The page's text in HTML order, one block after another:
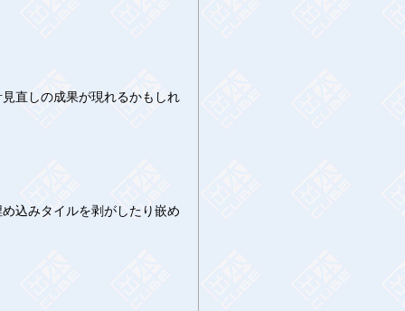
直しの成果が現れるかもしれ
込みタイルを剥がしたり嵌め